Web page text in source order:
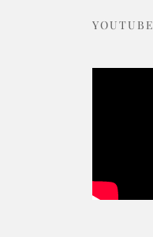
YOUTUBE